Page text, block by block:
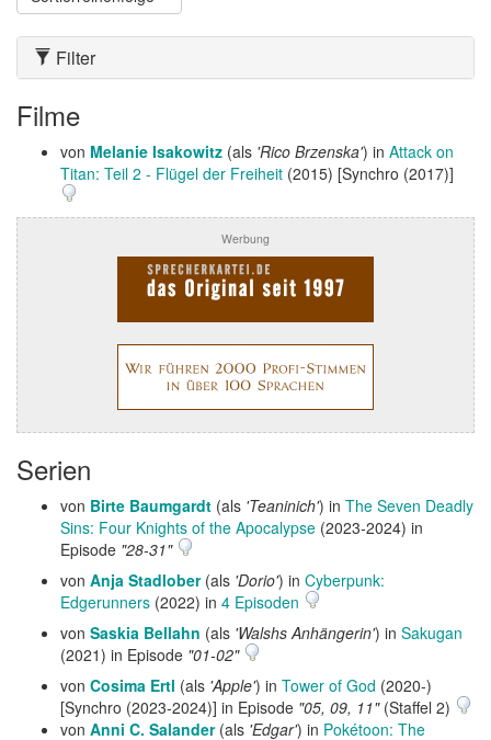
Filter
Filme
von Melanie Isakowitz (als 'Rico Brzenska') in Attack on
Titan: Teil 2 - Flügel der Freiheit (2015) [Synchro (2017)]
Werbung
Serien
von Birte Baumgardt (als 'Teaninich') in The Seven Deadly
Sins: Four Knights of the Apocalypse (2023-2024) in
Episode "28-31"
von Anja Stadlober(als 'Dorio') in Cyberpunk:
Edgerunners (2022) in 4 Episoden
von Saskia Bellahn (als 'Walshs Anhängerin') in Sakugan
(2021) in Episode "01-02"
von Cosima Ertl (als 'Apple') in Tower of God (2020-)
[Synchro (2023-2024)] in Episode "05, 09, 11"(Staffel 2)
von Anni C. Salander(als 'Edgar') in Pokétoon: The